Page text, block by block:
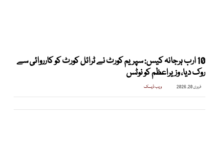
10 ارب ہرجانہ کیس: سپریم کورٹ نے ٹرائل کورٹ کو کارروائی سے
روک دیا، وزیراعظم کو نوٹس
فروری 20, 2026 ویب ڈیسک